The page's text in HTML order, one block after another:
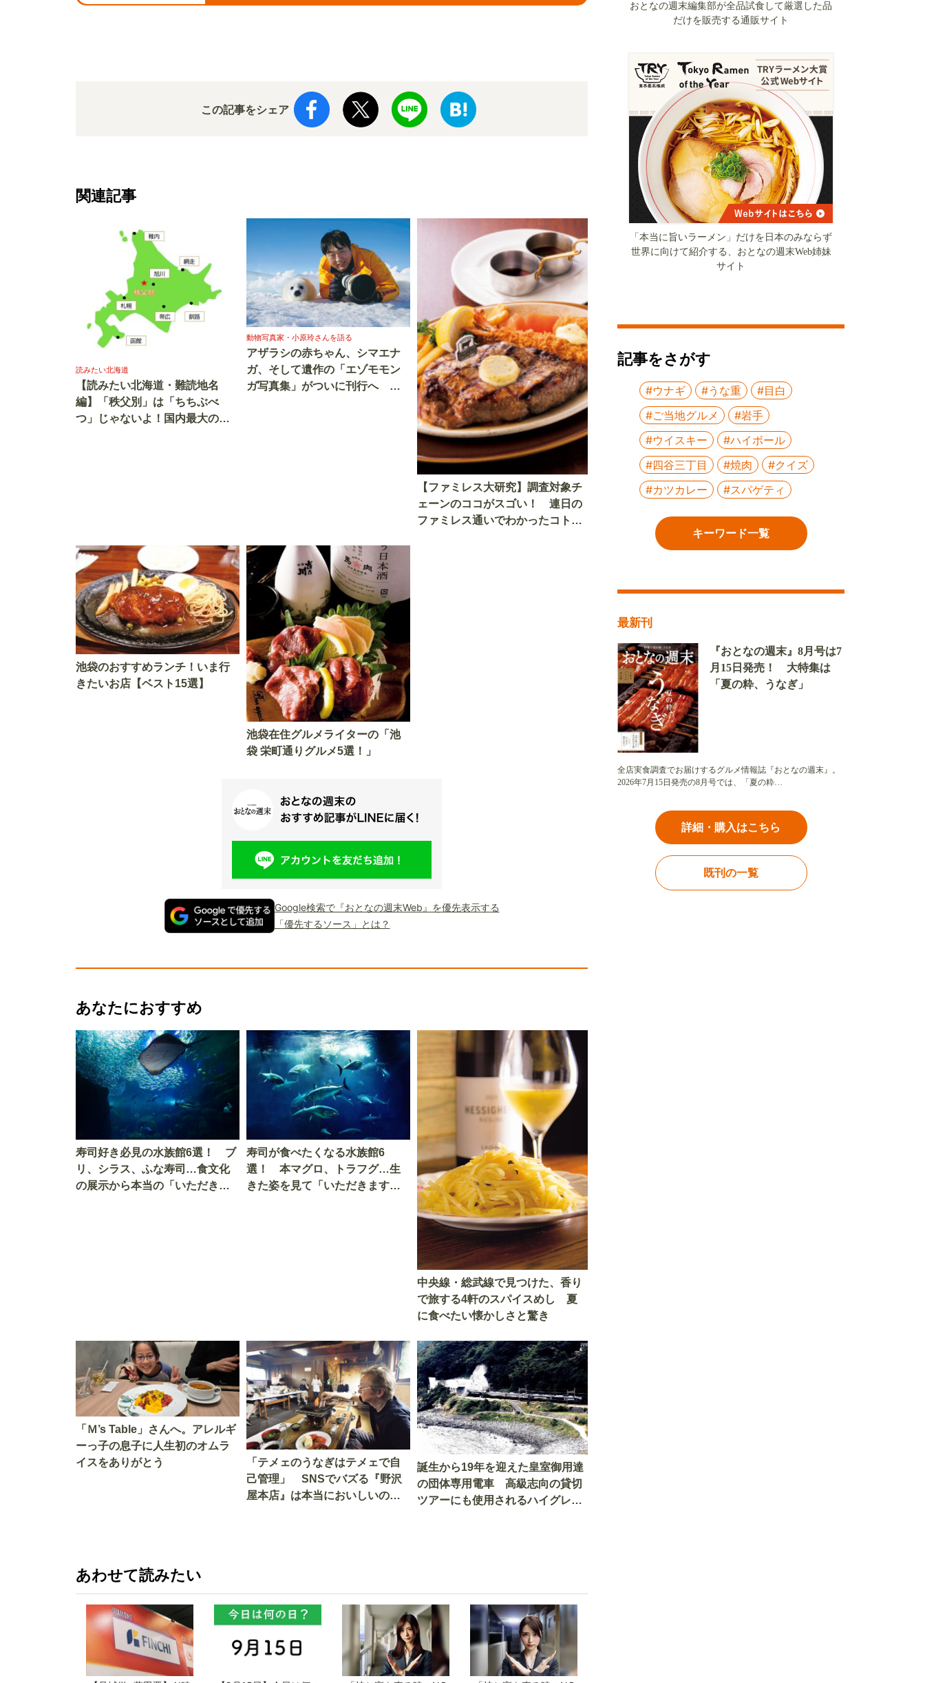
この記事をシェア
関連記事
読みたい北海道
【読みたい北海道・難読地名
編】「秩父別」は「ちちぶべ
つ」じゃないよ！国内最大の無
動物写真家・小原玲さんを語る
アザラシの赤ちゃん、シマエナ
ガ、そして遺作の「エゾモモン
ガ写真集」がついに刊行へ 動
【ファミレス大研究】調査対象チ
ェーンのココがスゴい！ 連日の
ファミレス通いでわかったコト
池袋のおすすめランチ！いま行
きたいお店【ベスト15選】
池袋在住グルメライターの「池
袋 栄町通りグルメ5選！」
Google検索で『おとなの週末Web』を優先表示する
「優先するソース」とは？
あなたにおすすめ
寿司好き必見の水族館6選！ ブ
リ、シラス、ふな寿司…食文化
の展示から本当の「いただきま
寿司が食べたくなる水族館6
選！ 本マグロ、トラフグ…生
きた姿を見て「いただきます」
中央線・総武線で見つけた、香り
で旅する4軒のスパイスめし 夏
に食べたい懐かしさと驚き
「Ｍ’s Table」さんへ。アレルギ
ーっ子の息子に人生初のオムラ
イスをありがとう
「テメェのうなぎはテメェで自
己管理」 SNSでバズる『野沢
屋本店』は本当においしいの
誕生から19年を迎えた皇室御用達
の団体専用電車 高級志向の貸切
ツアーにも使用されるハイグレー
あわせて読みたい
おとなの週末編集部が全品試食して厳選した品
だけを販売する通販サイト
「本当に旨いラーメン」だけを日本のみならず
世界に向けて紹介する、おとなの週末Web姉妹
サイト
記事をさがす
#ウナギ #うな重
#目白
#ご当地グルメ
#岩手
#ウイスキー
#ハイボール
#四谷三丁目
#焼肉
#クイズ
#カツカレー
#スパゲティ
キーワード一覧
最新刊
『おとなの週末』8月号は7
月15日発売！ 大特集は
「夏の粋、うなぎ」
全店実食調査でお届けするグルメ情報誌『おとなの週末』。
2026年7月15日発売の8月号では、「夏の粋…
詳細・購入はこちら
既刊の一覧